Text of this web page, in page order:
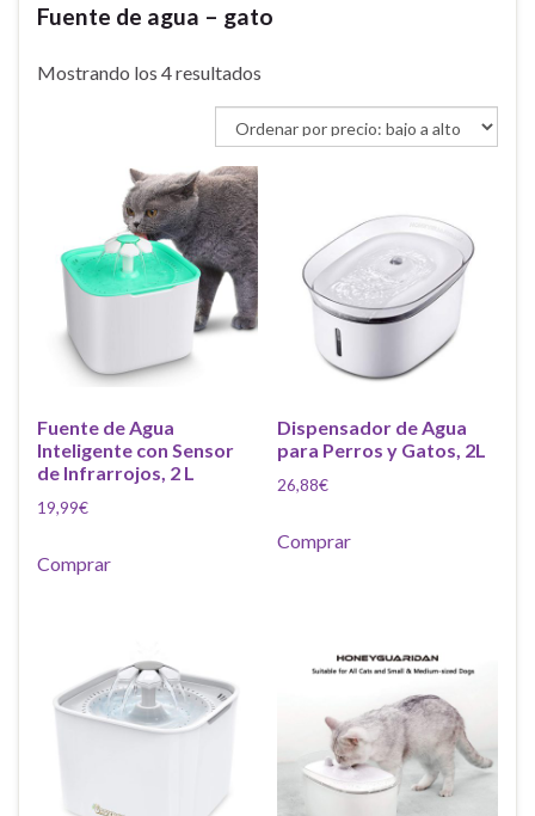
Fuente de agua – gato
Mostrando los 4 resultados
Fuente de Agua
Inteligente con Sensor
de Infrarrojos, 2 L
19,99€
Comprar
Dispensador de Agua
para Perros y Gatos, 2L
26,88€
Comprar